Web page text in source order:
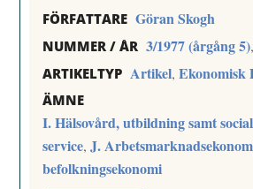
FÖRFATTARE Göran Skogh
NUMMER / ÅR 3/1977 (årgång 5),
ARTIKELTYP Artikel,Ekonomisk
ÄMNE
I. Hälsovård, utbildning samt
service,J.
befolkningsekonomi